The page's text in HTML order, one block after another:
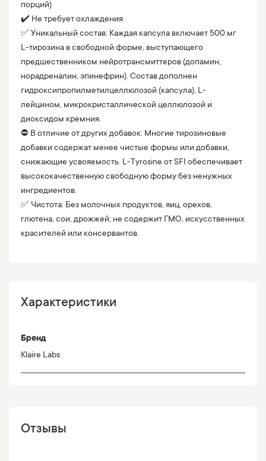
порций)
✔️ Не требует охлаждения
✅ Уникальный состав: Каждая капсула включает 500 мг
L-тирозина в свободной форме, выступающего
предшественником нейротрансмиттеров (допамин,
норадреналин, эпинефрин). Состав дополнен
гидроксипропилметилцеллюлозой (капсула), L-
лейцином, микрокристаллической целлюлозой и
диоксидом кремния.
⛔️ В отличие от других добавок: Многие тирозиновые
добавки содержат менее чистые формы или добавки,
снижающие усвояемость. L-Tyrosine от SFI обеспечивает
высококачественную свободную форму без ненужных
ингредиентов.
✅ Чистота: Без молочных продуктов, яиц, орехов,
глютена, сои, дрожжей; не содержит ГМО, искусственных
красителей или консервантов.
Характеристики
Бренд
Klaire Labs
Отзывы